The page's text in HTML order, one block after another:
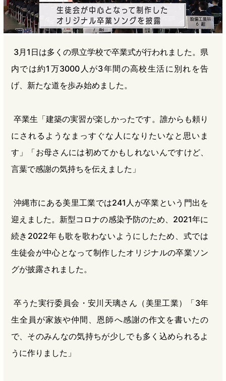
3月1日は多くの県立学校で卒業式が行われました。県
内では約1万3000人が3年間の高校生活に別れを告
げ、新たな道を歩み始めました。
卒業生「建築の実習が楽しかったです。誰からも頼り
にされるようなまっすぐな人になりたいなと思いま
す」「お母さんには初めてかもしれないんですけど、
言葉で感謝の気持ちを伝えました」
沖縄市にある美里工業では241人が卒業という門出を
迎えました。新型コロナの感染予防のため、2021年に
続き2022年も歌を歌わないようにしたため、式では
生徒会が中心となって制作したオリジナルの卒業ソン
グが披露されました。
卒うた実行委員会・安川天璃さん（美里工業）「3年
生全員が家族や仲間、恩師へ感謝の作文を書いたの
で、そのみんなの気持ちが少しでも多く込められるよ
うに作りました」